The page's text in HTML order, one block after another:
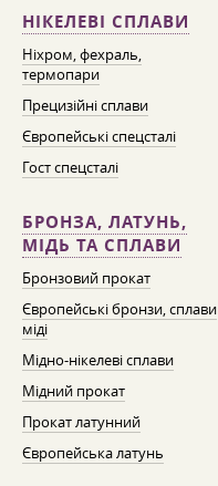
НІКЕЛЕВІ СПЛАВИ
Ніхром, фехраль,
термопари
Прецизійні сплави
Європейські спецсталі
Гост спецсталі
БРОНЗА, ЛАТУНЬ,
МІДЬ ТА СПЛАВИ
Бронзовий прокат
Європейські бронзи, сплави
міді
Мідно-нікелеві сплави
Мідний прокат
Прокат латунний
Європейська латунь